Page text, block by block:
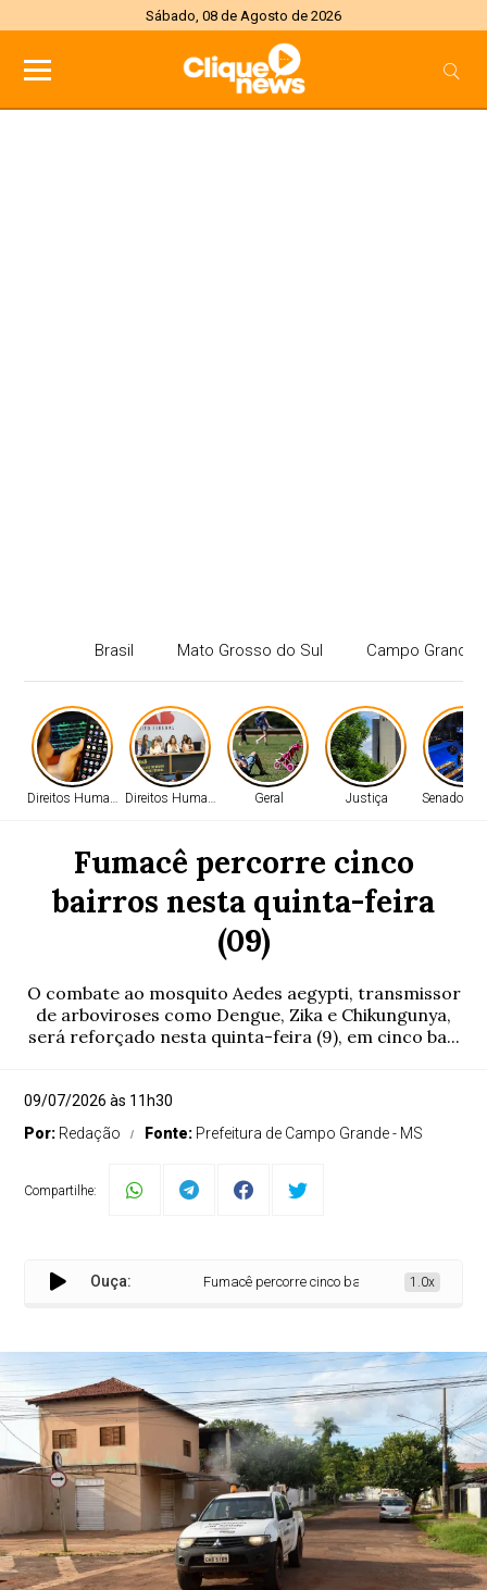
Sábado, 08 de Agosto de 2026
Brasil Mato Grosso do Sul Campo Grande
Direitos HumanosDireitos Humanos Geral Justiça Senado
Fumacê percorre cinco
bairros nesta quinta-feira
(09)
O combate ao mosquito Aedes aegypti, transmissor
de arboviroses como Dengue, Zika e Chikungunya,
será reforçado nesta quinta-feira (9), em cinco ba...
09/07/2026 às 11h30
Por: Redação Fonte: Prefeitura de Campo Grande - MS
Compartilhe:
Ouça: Fumacê percorre cinco bairros nesta quinta-feira
1.0x